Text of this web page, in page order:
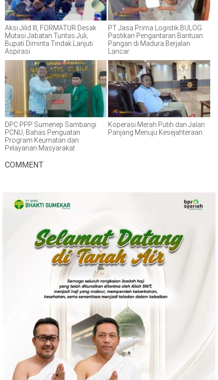
Aksi Jilid III, FORMATUR Desak
Mutasi Jabatan Tuntas Juli;
Bupati Diminta Tindak Lanjuti
Aspirasi
PT Jasa Prima Logistik BULOG
Pastikan Pengantaran Bantuan
Pangan di Madura Berjalan
Lancar
DPC PPP Sumenep Sambangi
PCNU, Bahas Penguatan
Program Keumatan dan
Pelayanan Masyarakat
Koperasi Merah Putih dan Jalan
Panjang Menuju Kesejahteraan
COMMENT